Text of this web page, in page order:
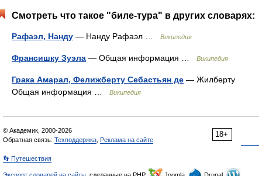
Смотреть что такое "биле-тура" в других словарях:
Рафаэл, Нанду — Нанду Рафаэл … Википедия
Франсишку Зуэла — Общая информация … Википедия
Грака Амарал, Фелижберту Себастьян де — Жилберту
Общая информация …
Википедия
18+
© Академик, 2000-2026
Обратная связь: Техподдержка Реклама на сайте
👣 Путешествия